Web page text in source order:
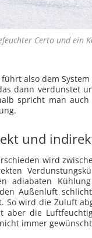
Certo und ein
führt also dem
dann ver­duns­tet
spricht man
und
wird
adia­ba­ten
Au­ßen­luft
So wird die Zu­luft
aber die
immer